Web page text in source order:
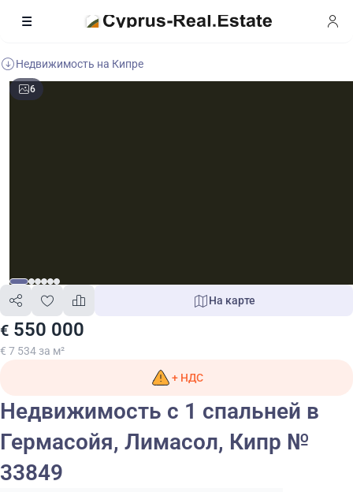
Недвижимость на Кипре
6
€ 550 000
€ 7 534 за м²
На карте
+ НДС
Недвижимость с 1 спальней в
Гермасойя, Лимасол, Кипр №
33849